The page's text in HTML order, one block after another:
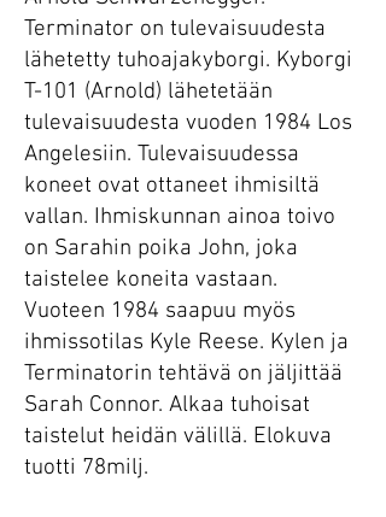
Terminator on tulevaisuudesta
lähetetty tuhoajakyborgi. Kyborgi
T-101 (Arnold) lähetetään
tulevaisuudesta vuoden 1984 Los
Angelesiin. Tulevaisuudessa
koneet ovat ottaneet ihmisiltä
vallan. Ihmiskunnan ainoa toivo
on Sarahin poika John, joka
taistelee koneita vastaan.
Vuoteen 1984 saapuu myös
ihmissotilas Kyle Reese. Kylen ja
Terminatorin tehtävä on jäljittää
Sarah Connor. Alkaa tuhoisat
taistelut heidän välillä. Elokuva
tuotti 78milj.